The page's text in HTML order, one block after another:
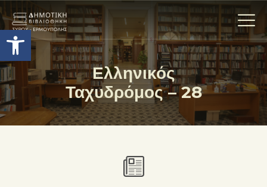
Ανοίξτε τη γραμμή εργαλείων
Ελληνικός
Ταχυδρόμος – 28
Η ΒΙΒΛΙΟΘΗΚΗ
ΟΙ ΣΥΛΛΟΓΈΣ
ΕΚΘΕΣΕΙΣ
ΨΗΦΙΑΚΌ ΑΡΧΕΊΟ